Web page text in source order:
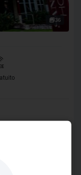
36
Próximo à